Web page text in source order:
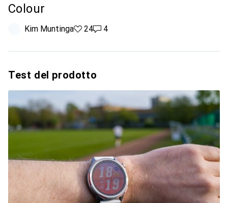
Colour
Kim Muntinga24 like
244 commenti
4
Test del prodotto